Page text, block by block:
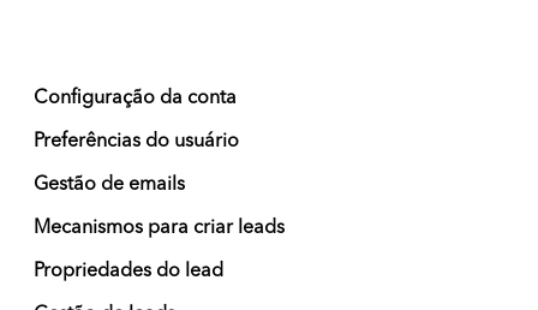
Configuração da conta
Preferências do usuário
Gestão de emails
Mecanismos para criar leads
Propriedades do lead